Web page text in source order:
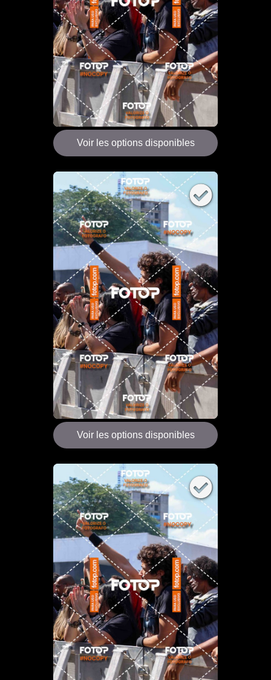
Voir les options disponibles
Voir les options disponibles